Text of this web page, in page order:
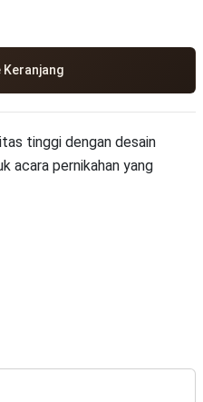
Keranjang
tinggi dengan desain
acara pernikahan yang